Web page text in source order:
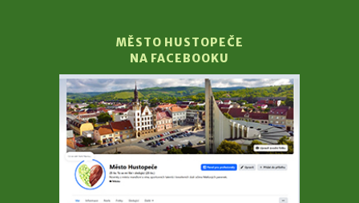
MĚSTO HUSTOPEČE
NA FACEBOOKU